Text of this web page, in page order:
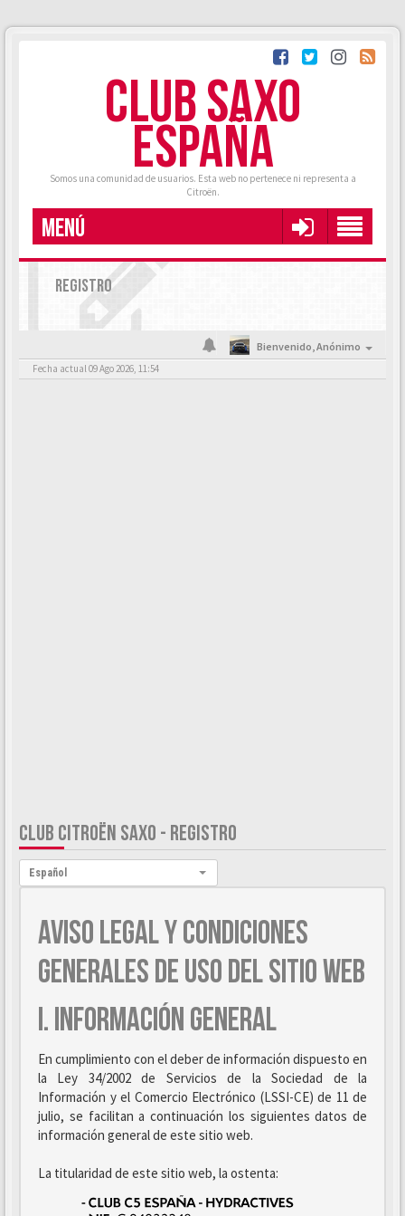
CLUB SAXO
ESPAÑA
Somos una comunidad de usuarios. Esta web no pertenece ni representa a
Citroën.
MENÚ
REGISTRO
Bienvenido,Anónimo
Fecha actual 09 Ago 2026, 11:54
CLUB CITROËN SAXO - REGISTRO
Idioma:
Español
AVISO LEGAL Y CONDICIONES
GENERALES DE USO DEL SITIO WEB
I. INFORMACIÓN GENERAL
En cumplimiento con el deber de información dispuesto en
la Ley 34/2002 de Servicios de la Sociedad de la
Información y el Comercio Electrónico (LSSI-CE) de 11 de
julio, se facilitan a continuación los siguientes datos de
información general de este sitio web.
La titularidad de este sitio web, la ostenta: